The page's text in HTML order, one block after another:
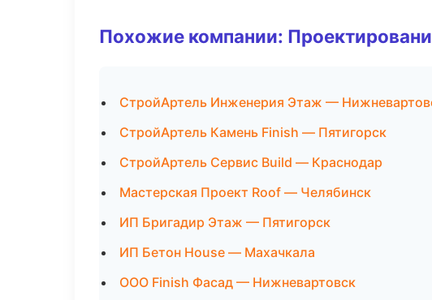
Похожие компании:
СтройАртель Инженерия Этаж —
СтройАртель Камень Finish — Пятигорск
СтройАртель Сервис Build — Краснодар
Мастерская Проект Roof — Челябинск
ИП Бригадир Этаж — Пятигорск
ИП Бетон House — Махачкала
ООО Finish Фасад — Нижневартовск